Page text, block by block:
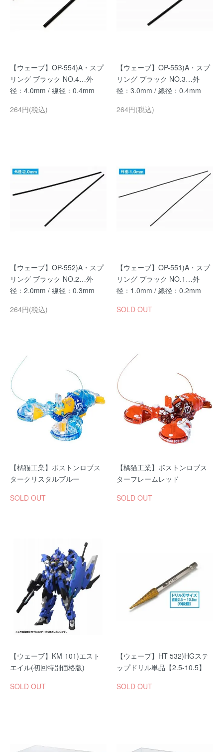
【ウェーブ】OP-554)A・スプ
リング ブラック NO.4…外
径：4.0mm / 線径：0.4mm
264円(税込)
【ウェーブ】OP-553)A・スプ
リング ブラック NO.3…外
径：3.0mm / 線径：0.4mm
264円(税込)
【ウェーブ】OP-552)A・スプ
リング ブラック NO.2…外
径：2.0mm / 線径：0.3mm
264円(税込)
【ウェーブ】OP-551)A・スプ
リング ブラック NO.1…外
径：1.0mm / 線径：0.2mm
SOLD OUT
【橘猫工業】ボストンロブス
タークリスタルブルー
SOLD OUT
【橘猫工業】ボストンロブス
ターフレームレッド
SOLD OUT
【ウェーブ】KM-101)エスト
エイル(初回特別価格版)
SOLD OUT
【ウェーブ】HT-532)HGステ
ップドリル単品【2.5-10.5】
SOLD OUT